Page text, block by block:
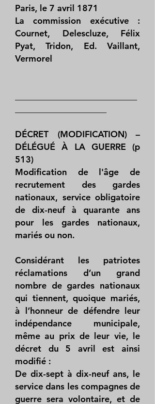
Paris, le 7 avril 1871
La commission exécutive :
Cournet, Delescluze, Félix
Pyat, Tridon, Ed. Vaillant,
Vermorel
DÉCRET (MODIFICATION) –
DÉLÉGUÉ À LA GUERRE (p
513)
Modification de l'âge de
recrutement des gardes
nationaux, service obligatoire
de dix-neuf à quarante ans
pour les gardes nationaux,
mariés ou non.
Considérant les patriotes
réclamations d’un grand
nombre de gardes nationaux
qui tiennent, quoique mariés,
à l’honneur de défendre leur
indépendance municipale,
même au prix de leur vie, le
décret du 5 avril est ainsi
modifié :
De dix-sept à dix-neuf ans, le
service dans les compagnes de
guerre sera volontaire, et de